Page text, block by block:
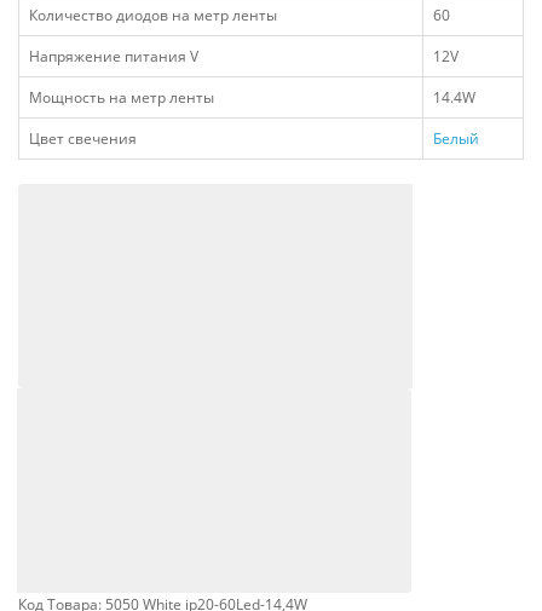
Количество диодов на метр ленты
60
Напряжение питания V
12V
Мощность на метр ленты
14.4W
Цвет свечения
Белый
Код Товара: 5050 White ip20-60Led-14,4W